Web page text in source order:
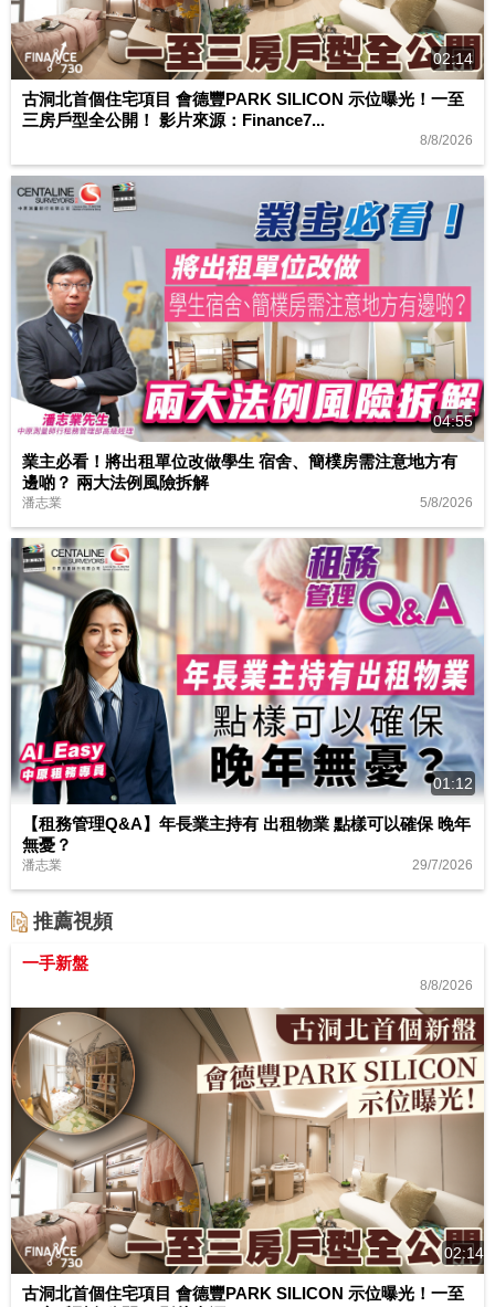
02:14
古洞北首個住宅項目 會德豐PARK SILICON 示位曝光！一至
三房戶型全公開！ 影片來源：Finance7...
8/8/2026
04:55
業主必看！將出租單位改做學生 宿舍、簡樸房需注意地方有
邊啲？ 兩大法例風險拆解
潘志業 5/8/2026
01:12
【租務管理Q&A】年長業主持有 出租物業 點樣可以確保 晚年
無憂？
潘志業 29/7/2026
推薦視頻
一手新盤
8/8/2026
02:14
古洞北首個住宅項目 會德豐PARK SILICON 示位曝光！一至